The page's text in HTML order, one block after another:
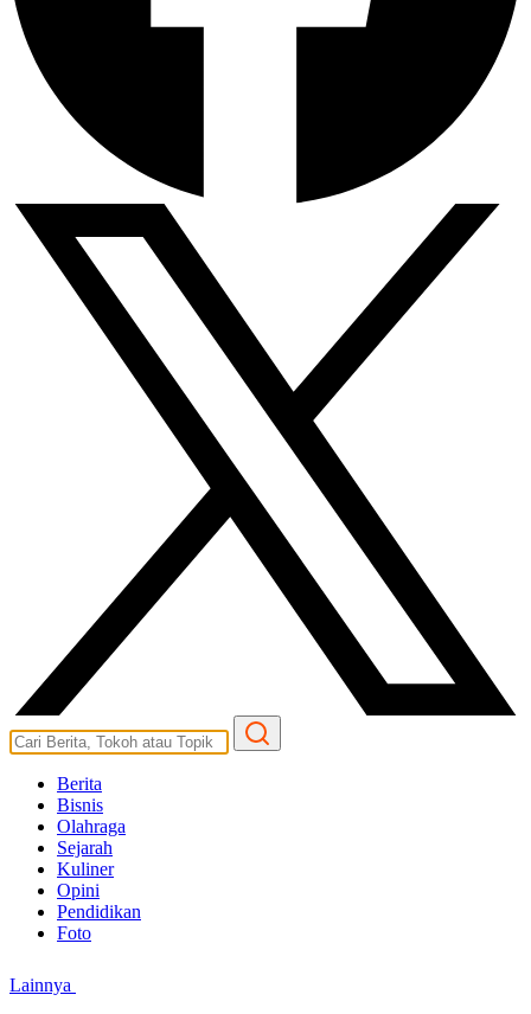
Berita
Bisnis
Olahraga
Sejarah
Kuliner
Opini
Pendidikan
Foto
Lainnya